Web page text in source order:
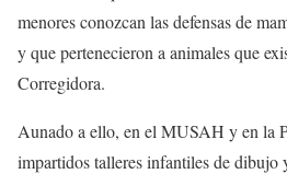
menores conozcan las defensas de
y que pertenecieron a animales que
Corregidora.
Aunado a ello, en el MUSAH y en la
impartidos talleres infantiles de dibujo